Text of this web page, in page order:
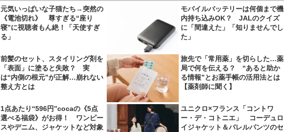
元気いっぱいな子猫たち→突然の
《電池切れ》 尊すぎる“座り
寝”に視聴者もん絶！「天使すぎ
る」
モバイルバッテリーは何個まで機
内持ち込みOK？ JALのクイズ
に「間違えた」「知りませんでし
た」
前髪のセット、スタイリング剤を
「表面」に塗ると失敗？ 実
は“内側の根元”が正解…崩れない
整え方とは
旅先で「常用薬」を切らした…薬
局で何を伝える？ “あると助か
る情報”とお薬手帳の活用法とは
【薬剤師に聞く】
1点あたり“596円”cocaの《5点
選べる福袋》がお得！ ワンピー
スやデニム、ジャケットなど対象
ユニクロ×フランス「コントワ
ー・デ・コトニエ」 コーデュロ
イジャケット＆バレルパンツのセ